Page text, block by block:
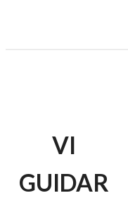
VI
GUIDAR